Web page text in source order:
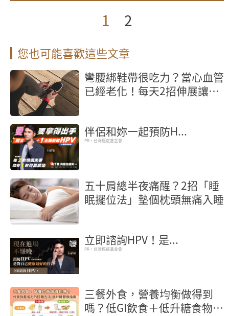
1 2
您也可能喜歡這些文章
彎腰綁鞋帶很吃力？當心血管
已經老化！每天2招伸展讓血
伴侶和妳一起預防H...
PR・台灣癌症基金會
五十肩總半夜痛醒？2招「睡
眠擺位法」墊個枕頭無痛入睡
立即諮詢HPV！是...
PR・台灣癌症基金會
三餐外食，營養均衡做得到
嗎？低GI飲食＋低升糖食物，